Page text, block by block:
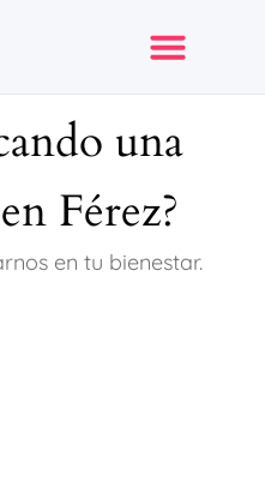
una
Férez?
en tu bienestar.